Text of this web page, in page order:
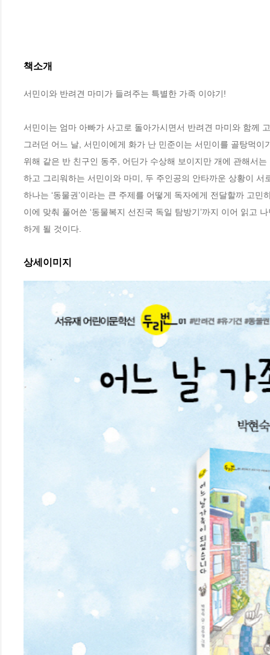
책소개
서민이와 반려견 마미가 들려주는 특별한 가족 이야기!
서민이는 엄마 아빠가 사고로 돌아가시면서 반려견 마미와 함께
그러던 어느 날, 서민이에게 화가 난 민준이는 서민이를 골탕먹
위해 같은 반 친구인 동주, 어딘가 수상해 보이지만 개에 관해서
하고 그리워하는 서민이와 마미, 두 주인공의 안타까운 상황이
하나는 ‘동물권’이라는 큰 주제를 어떻게 독자에게 전달할까 고
이에 맞춰 풀어쓴 ‘동물복지 선진국 독일 탐방기’까지 이어 읽고
하게 될 것이다.
상세이미지